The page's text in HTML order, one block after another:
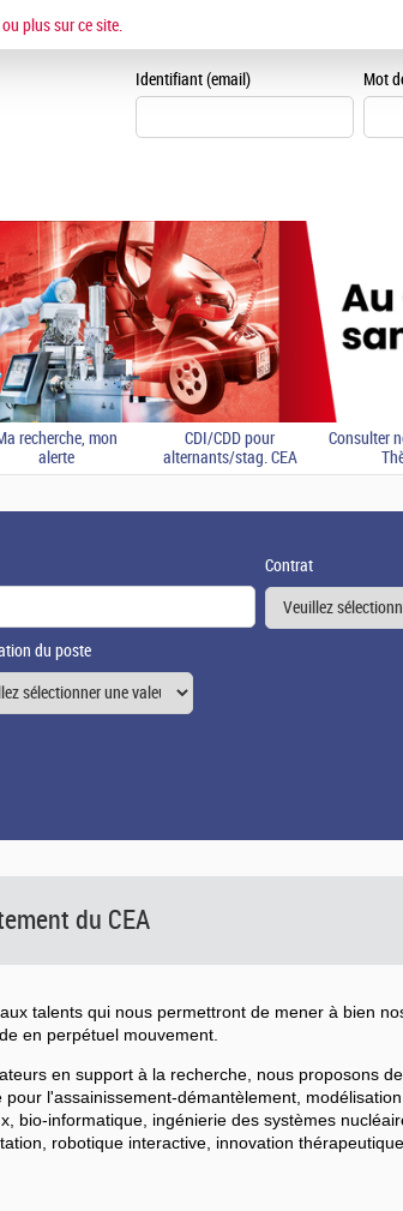
Identifiant (email) Mot
recherche, mon
alerte
CDI/CDD pour
alternants/stag. CEA
Consulter
Contrat
du poste
plus sur ce site.
du CEA
talents qui nous permettront de mener à bien
en perpétuel mouvement.
en support à la recherche, nous proposons
l'assainissement-démantèlement,
bio-informatique, ingénierie des systèmes
robotique interactive, innovation